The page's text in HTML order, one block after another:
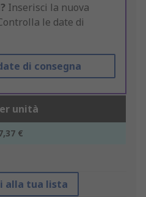
Inserisci la nuova
le date di
di consegna
unità
€
alla tua lista